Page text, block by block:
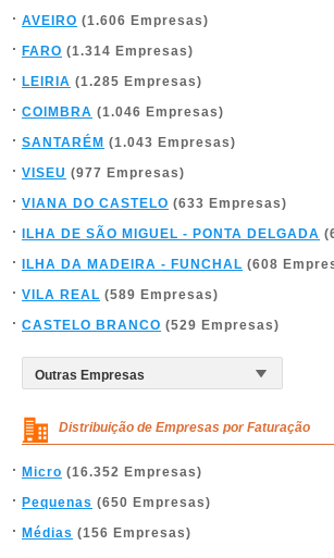
AVEIRO (1.606 Empresas)
FARO (1.314 Empresas)
LEIRIA (1.285 Empresas)
COIMBRA (1.046 Empresas)
SANTARÉM (1.043 Empresas)
VISEU (977 Empresas)
VIANA DO CASTELO (633 Empresas)
ILHA DE SÃO MIGUEL - PONTA DELGADA
ILHA DA MADEIRA - FUNCHAL (608
VILA REAL (589 Empresas)
CASTELO BRANCO (529 Empresas)
Distribuição de Empresas por Faturação
Micro (16.352 Empresas)
Pequenas (650 Empresas)
Médias (156 Empresas)